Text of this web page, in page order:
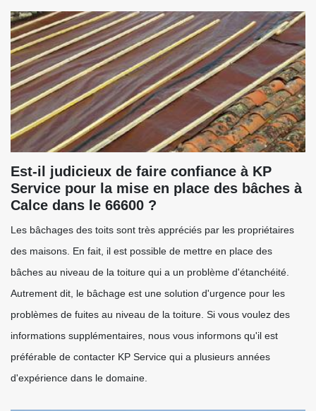
Est-il judicieux de faire confiance à KP
Service pour la mise en place des bâches à
Calce dans le 66600 ?
Les bâchages des toits sont très appréciés par les propriétaires
des maisons. En fait, il est possible de mettre en place des
bâches au niveau de la toiture qui a un problème d'étanchéité.
Autrement dit, le bâchage est une solution d'urgence pour les
problèmes de fuites au niveau de la toiture. Si vous voulez des
informations supplémentaires, nous vous informons qu'il est
préférable de contacter KP Service qui a plusieurs années
d'expérience dans le domaine.